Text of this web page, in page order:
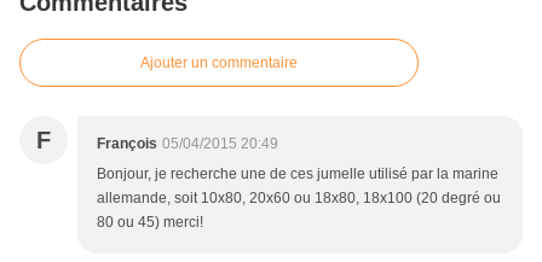
Ajouter un commentaire
F François 05/04/2015 20:49
Bonjour, je recherche une de ces jumelle utilisé par la marine
allemande, soit 10x80, 20x60 ou 18x80, 18x100 (20 degré ou
80 ou 45) merci!